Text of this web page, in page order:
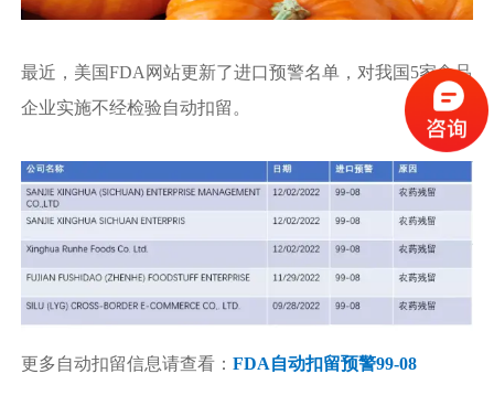
最近，美国FDA网站更新了进口预警名单，对我国5家食品
企业实施不经检验自动扣留。
更多自动扣留信息请查看： FDA自动扣留预警99-08